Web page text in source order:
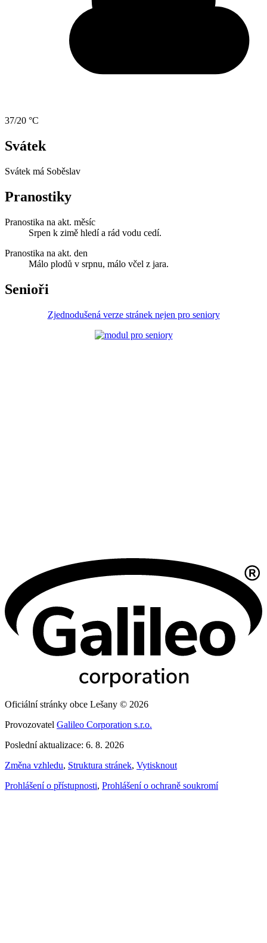
37/20 °C
Svátek
Svátek má Soběslav
Pranostiky
Pranostika na akt. měsíc
Srpen k zimě hledí a rád vodu cedí.
Pranostika na akt. den
Málo plodů v srpnu, málo včel z jara.
Senioři
Zjednodušená verze stránek nejen pro seniory
Oficiální stránky obce Lešany © 2026
Provozovatel Galileo Corporation s.r.o.
Poslední aktualizace: 6. 8. 2026
Změna vzhledu, Struktura stránek, Vytisknout
Prohlášení o přístupnosti, Prohlášení o ochraně soukromí